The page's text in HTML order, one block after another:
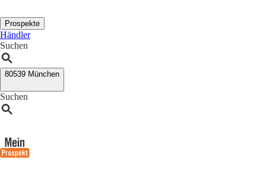
Prospekte
Händler
Suchen
80539 München
Suchen